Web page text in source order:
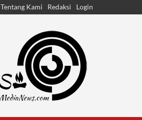
Tentang Kami Redaksi Login